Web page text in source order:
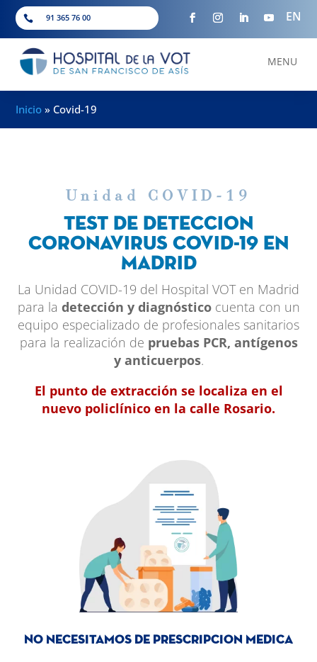
 91 365 76 00 EN
MENU
Inicio » Covid-19
Unidad COVID-19
test de deteccion
Coronavirus Covid-19 en
Madrid
La Unidad COVID-19 del Hospital VOT en Madrid
para la detección y diagnósticocuenta con un
equipo especializado de profesionales sanitarios
para la realización de pruebas PCR, antígenos
y anticuerpos.
El punto de extracción se localiza en el
nuevo policlínico en la calle Rosario.
No necesitamos de prescripcion medica